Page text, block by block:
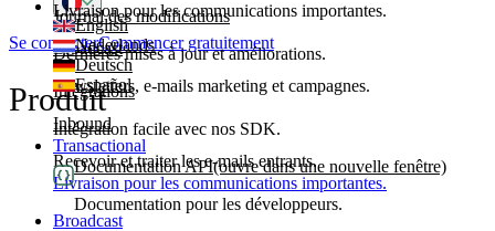
Livraison pour les communications importantes.
Broadcast
Newsletters, e-mails marketing et campagnes.
Inbound
Recevoir et traiter les e-mails entrants.
Journal des modifications
Dernières mises à jour et améliorations.
Intégrations
Intégration facile avec nos SDK.
Documentation API(ouvre dans une nouvelle fenêtre)
Documentation pour les développeurs.
English
Nederlands
Deutsch
Español
Se connecterCommencer gratuitement
Produit
Transactional
Livraison pour les communications importantes.
Broadcast